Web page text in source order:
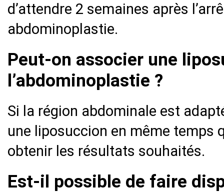
d’attendre 2 semaines après
abdominoplastie.
Peut-on associer une
l’abdominoplastie ?
Si la région abdominale est
une liposuccion en même temps
obtenir les résultats souhaités.
Est-il possible de faire